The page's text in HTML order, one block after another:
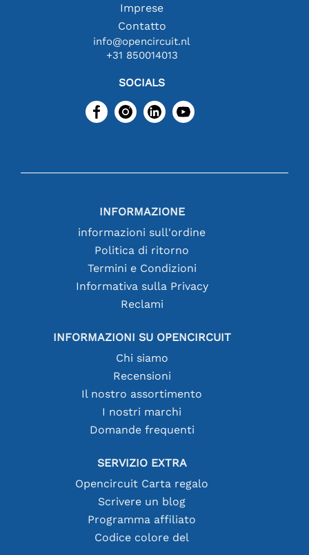
Imprese
Contatto
info@opencircuit.nl
+31 850014013
SOCIALS
INFORMAZIONE
informazioni sull'ordine
Politica di ritorno
Termini e Condizioni
Informativa sulla Privacy
Reclami
INFORMAZIONI SU OPENCIRCUIT
Chi siamo
Recensioni
Il nostro assortimento
I nostri marchi
Domande frequenti
SERVIZIO EXTRA
Opencircuit Carta regalo
Scrivere un blog
Programma affiliato
Codice colore del